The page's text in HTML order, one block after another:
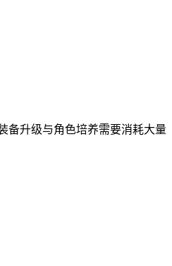
备升级与角色培养需要消耗大量